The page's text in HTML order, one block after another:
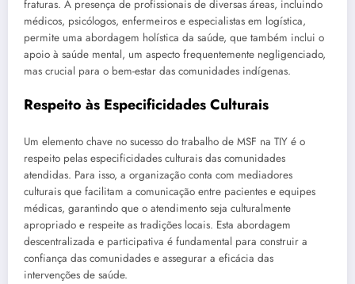
fraturas. A presença de profissionais de diversas áreas, incluindo
médicos, psicólogos, enfermeiros e especialistas em logística,
permite uma abordagem holística da saúde, que também inclui o
apoio à saúde mental, um aspecto frequentemente negligenciado,
mas crucial para o bem-estar das comunidades indígenas.
Respeito às Especificidades Culturais
Um elemento chave no sucesso do trabalho de MSF na TIY é o
respeito pelas especificidades culturais das comunidades
atendidas. Para isso, a organização conta com mediadores
culturais que facilitam a comunicação entre pacientes e equipes
médicas, garantindo que o atendimento seja culturalmente
apropriado e respeite as tradições locais. Esta abordagem
descentralizada e participativa é fundamental para construir a
confiança das comunidades e assegurar a eficácia das
intervenções de saúde.